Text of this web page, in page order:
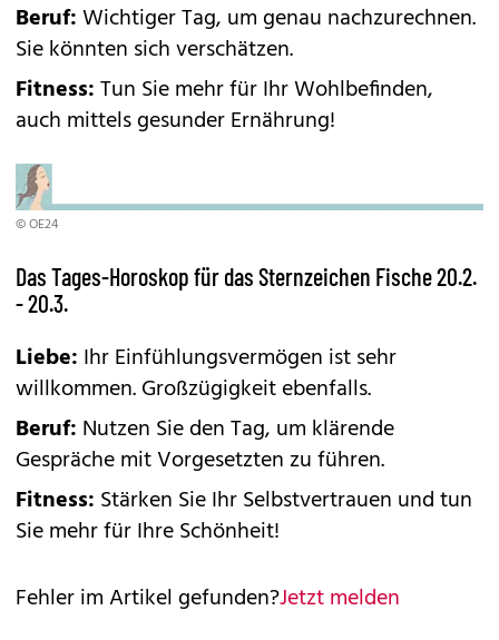
Beruf:Wichtiger Tag, um genau nachzurechnen.
Sie könnten sich verschätzen.
Fitness:Tun Sie mehr für Ihr Wohlbefinden,
auch mittels gesunder Ernährung!
© OE24
Das Tages-Horoskop für das Sternzeichen Fische 20.2.
- 20.3.
Liebe: Ihr Einfühlungsvermögen ist sehr
willkommen. Großzügigkeit ebenfalls.
Beruf: Nutzen Sie den Tag, um klärende
Gespräche mit Vorgesetzten zu führen.
Fitness: Stärken Sie Ihr Selbstvertrauen und tun
Sie mehr für Ihre Schönheit!
Fehler im Artikel gefunden?Jetzt melden